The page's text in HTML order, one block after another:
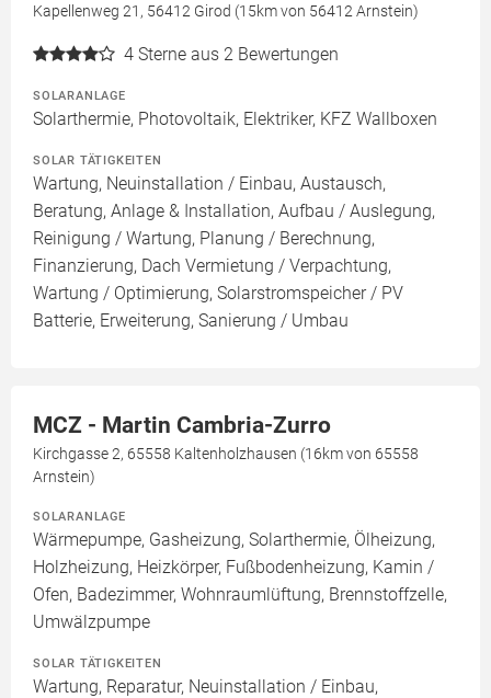
Kapellenweg 21, 56412 Girod (15km von 56412 Arnstein)
4 Sterne aus 2 Bewertungen
SOLARANLAGE
Solarthermie, Photovoltaik, Elektriker, KFZ Wallboxen
SOLAR TÄTIGKEITEN
Wartung, Neuinstallation / Einbau, Austausch,
Beratung, Anlage & Installation, Aufbau / Auslegung,
Reinigung / Wartung, Planung / Berechnung,
Finanzierung, Dach Vermietung / Verpachtung,
Wartung / Optimierung, Solarstromspeicher / PV
Batterie, Erweiterung, Sanierung / Umbau
MCZ - Martin Cambria-Zurro
Kirchgasse 2, 65558 Kaltenholzhausen (16km von 65558
Arnstein)
SOLARANLAGE
Wärmepumpe, Gasheizung, Solarthermie, Ölheizung,
Holzheizung, Heizkörper, Fußbodenheizung, Kamin /
Ofen, Badezimmer, Wohnraumlüftung, Brennstoffzelle,
Umwälzpumpe
SOLAR TÄTIGKEITEN
Wartung, Reparatur, Neuinstallation / Einbau,